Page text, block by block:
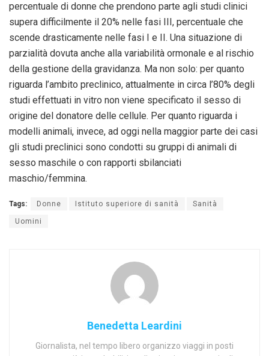
percentuale di donne che prendono parte agli studi clinici
supera difficilmente il 20% nelle fasi III, percentuale che
scende drasticamente nelle fasi I e II. Una situazione di
parzialità dovuta anche alla variabilità ormonale e al rischio
della gestione della gravidanza. Ma non solo: per quanto
riguarda l’ambito preclinico, attualmente in circa l’80% degli
studi effettuati in vitro non viene specificato il sesso di
origine del donatore delle cellule. Per quanto riguarda i
modelli animali, invece, ad oggi nella maggior parte dei casi
gli studi preclinici sono condotti su gruppi di animali di
sesso maschile o con rapporti sbilanciati
maschio/femmina.
Tags: Donne Istituto superiore di sanità Sanità
Uomini
Benedetta Leardini
Giornalista, nel tempo libero organizzo viaggi in posti